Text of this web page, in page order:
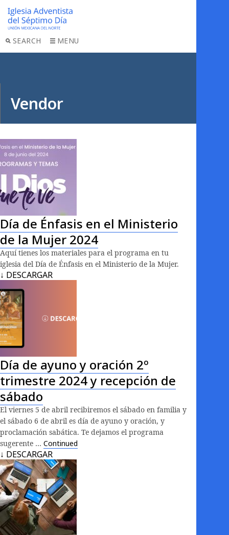
SEARCH MENU
Vendor
Día de Énfasis en el Ministerio
de la Mujer 2024
Aquí tienes los materiales para el programa en tu
iglesia del Día de Énfasis en el Ministerio de la Mujer.
↓ DESCARGAR
Día de ayuno y oración 2º
trimestre 2024 y recepción de
sábado
El viernes 5 de abril recibiremos el sábado en familia y
el sábado 6 de abril es día de ayuno y oración, y
proclamación sabática. Te dejamos el programa
sugerente … Continued
↓ DESCARGAR